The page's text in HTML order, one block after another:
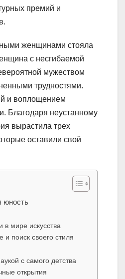
премий и
женщинами стояла
с несгибаемой
мужеством
трудностями.
и воплощением
Благодаря неустанному
вырастила трех
оставили свой
юность
в мире искусства
и поиск своего стиля
с самого детства
открытия